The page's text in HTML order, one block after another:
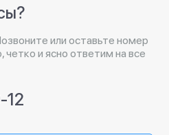
или оставьте номер
четко и ясно ответим на все
12